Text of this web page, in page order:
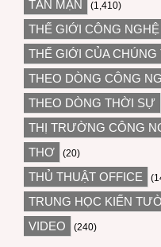
TẢN MẠN (1,410)
THẾ GIỚI CÔNG NGHỆ
THẾ GIỚI CỦA CHÚNG
THEO DÒNG CÔNG
THEO DÒNG THỜI SỰ
THỊ TRƯỜNG CÔNG
THƠ (20)
THỦ THUẬT OFFICE
TRUNG HỌC KIẾN
VIDEO (240)